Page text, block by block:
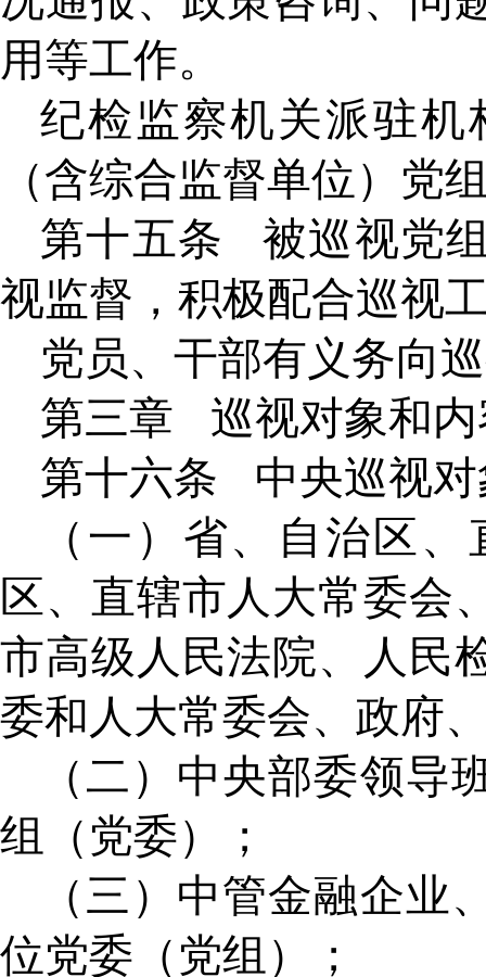
用等工作。
纪检监察机关派驻
（含综合监督单位）党
第十五条
被巡视党
视监督，积极配合巡视
党员、干部有义务向
第三章
巡视对象和
第十六条
中央巡视
（一）省、自治区
区、直辖市人大常委会
市高级人民法院、人民
委和人大常委会、政府
（二）中央部委领导
组（党委）；
（三）中管金融企业
位党委（党组）；